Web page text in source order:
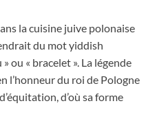
la cuisine juive polonaise
du mot yiddish
ou « bracelet ». La légende
l’honneur du roi de Pologne
d’où sa forme